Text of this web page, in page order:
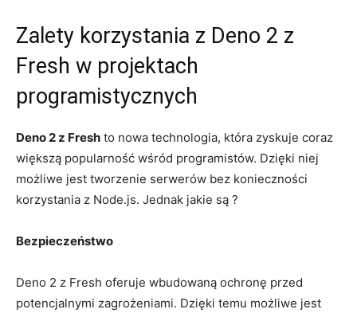
Zalety korzystania​ z Deno 2⁢ z
Fresh ⁤w​ projektach
programistycznych
Deno 2 ⁤z Fresh to nowa‌ technologia, ​która ⁣zyskuje coraz
większą⁢ popularność wśród programistów. Dzięki niej‌
możliwe‌ jest tworzenie serwerów bez konieczności
korzystania z​ Node.js. Jednak jakie są ?
Bezpieczeństwo
Deno 2 ⁤z Fresh ‌oferuje wbudowaną ochronę​ przed
potencjalnymi zagrożeniami.⁢ Dzięki temu możliwe ⁢jest